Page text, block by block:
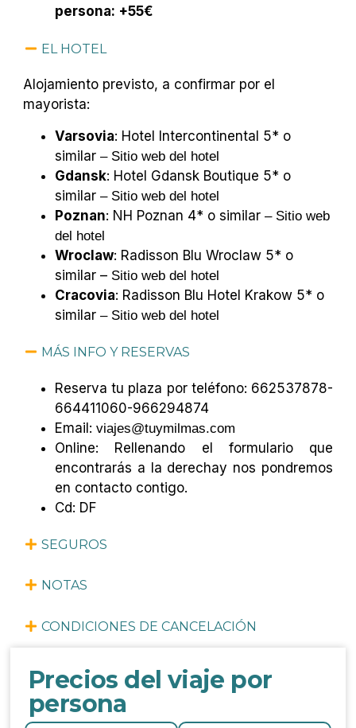
persona: +55€
EL HOTEL
Alojamiento previsto, a confirmar por el
mayorista:
Varsovia: Hotel Intercontinental 5* o
similar– Sitio web del hotel
Gdansk: Hotel Gdansk Boutique 5* o
similar– Sitio web del hotel
Poznan: NH Poznan 4* o similar– Sitio web
del hotel
Wroclaw: Radisson Blu Wroclaw 5* o
similar – Sitio web del hotel
Cracovia: Radisson Blu Hotel Krakow 5* o
similar– Sitio web del hotel
MÁS INFO Y RESERVAS
Reserva tu plaza por teléfono: 662537878-
664411060-966294874
Email:viajes@tuymilmas.com
Online: Rellenando el formulario que
encontrarás a la derechay nos pondremos
en contacto contigo.
Cd: DF
SEGUROS
NOTAS
CONDICIONES DE CANCELACIÓN
Precios del viaje por
persona